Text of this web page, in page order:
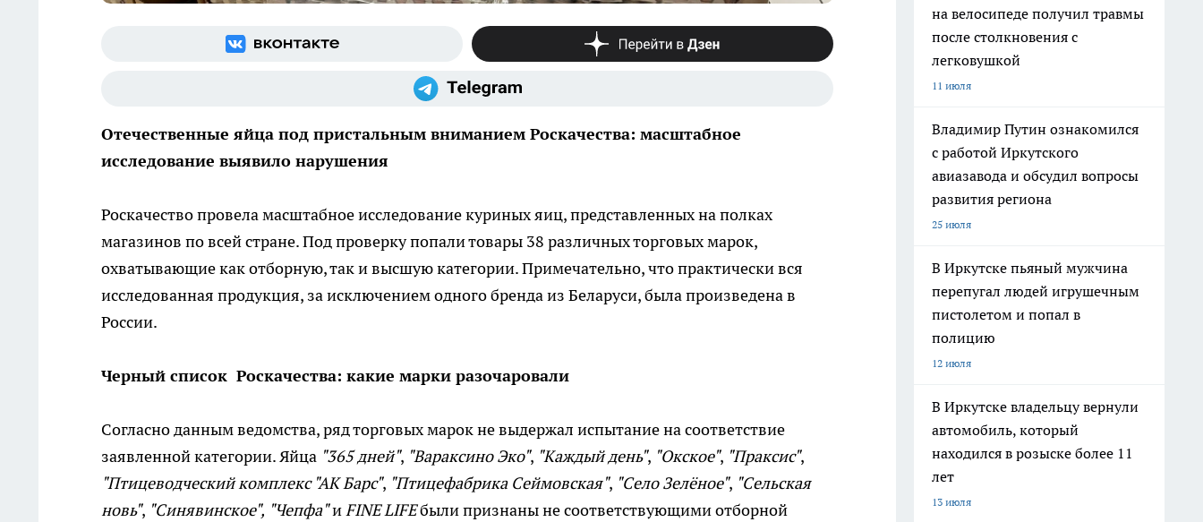
Отечественные яйца под пристальным вниманием Роскачества: масштабное
исследование выявило нарушения
Роскачество провела масштабное исследование куриных яиц, представленных на полках
магазинов по всей стране. Под проверку попали товары 38 различных торговых марок,
охватывающие как отборную, так и высшую категории. Примечательно, что практически вся
исследованная продукция, за исключением одного бренда из Беларуси, была произведена в
России.
Черный список Роскачества: какие марки разочаровали
Согласно данным ведомства, ряд торговых марок не выдержал испытание на соответствие
заявленной категории. Яйца "365 дней", "Вараксино Эко", "Каждый день", "Окское", "Праксис",
"Птицеводческий комплекс "АК Барс", "Птицефабрика Сеймовская", "Село Зелёное", "Сельская
новь", "Синявинское", "Чепфа"иFINE LIFEбыли признаны не соответствующими отборной
на велосипеде получил травмы
после столкновения с
легковушкой
11 июля
Владимир Путин ознакомился
с работой Иркутского
авиазавода и обсудил вопросы
развития региона
25 июля
В Иркутске пьяный мужчина
перепугал людей игрушечным
пистолетом и попал в
полицию
12 июля
В Иркутске владельцу вернули
автомобиль, который
находился в розыске более 11
лет
13 июля